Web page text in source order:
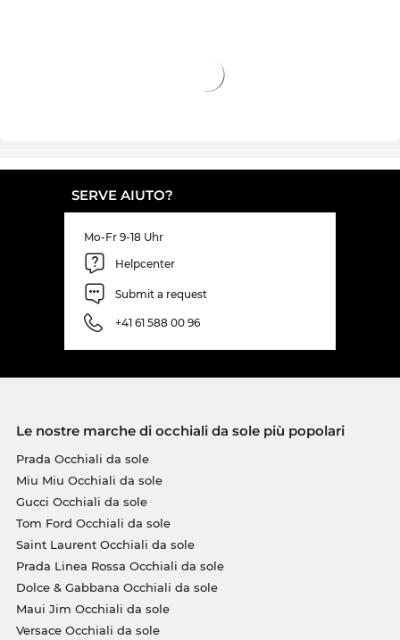
SERVE AIUTO?
Mo-Fr 9-18 Uhr
Helpcenter
Submit a request
+41 61 588 00 96
Le nostre marche di occhiali da sole più popolari
Prada Occhiali da sole
Miu Miu Occhiali da sole
Gucci Occhiali da sole
Tom Ford Occhiali da sole
Saint Laurent Occhiali da sole
Prada Linea Rossa Occhiali da sole
Dolce & Gabbana Occhiali da sole
Maui Jim Occhiali da sole
Versace Occhiali da sole